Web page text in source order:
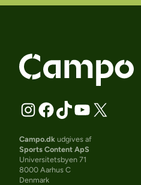
Campo.dk udgives af
Sports Content ApS
Universitetsbyen 71
8000 Aarhus C
Denmark